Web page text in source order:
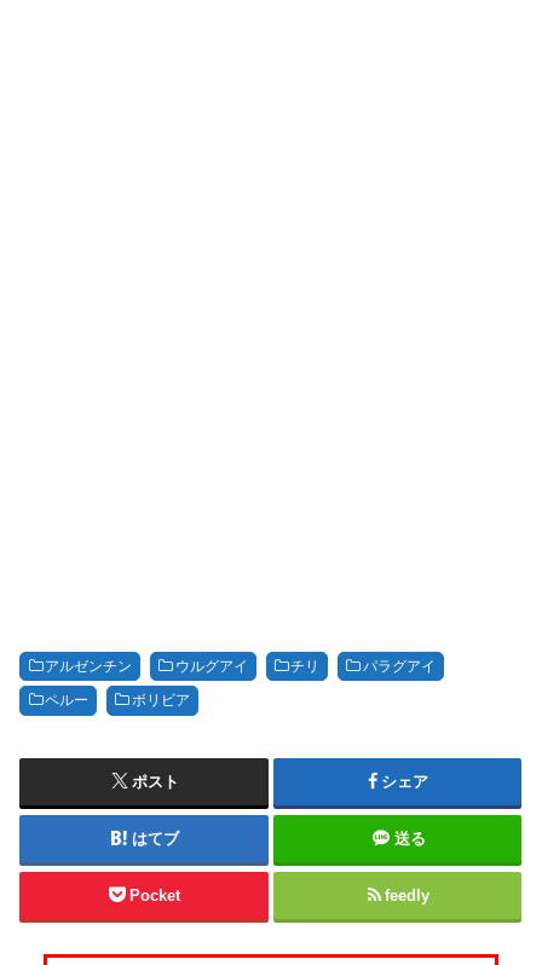
アルゼンチン ウルグアイ チリ パラグアイ
ペルー ボリビア
ポスト シェア
はてブ 送る
Pocket feedly